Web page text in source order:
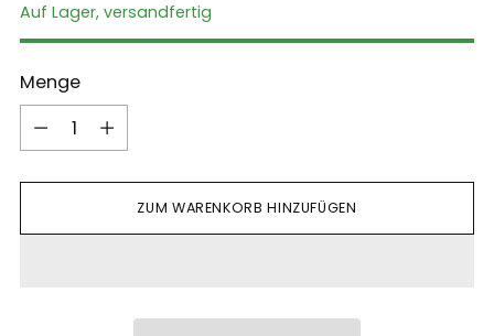
Auf Lager, versandfertig
Menge
Menge
ZUM WARENKORB HINZUFÜGEN